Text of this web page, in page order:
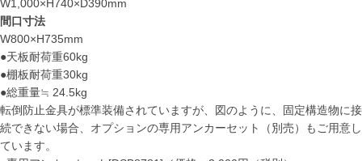
W1,000×H740×D390mm
間口寸法
W800×H735mm
●天板耐荷重60kg
●棚板耐荷重30kg
●総重量≒ 24.5kg
転倒防止金具が標準装備されていますが、図のように、固定構造物に接
続できない場合、オプションの専用アンカーセット（別売）もご用意し
ています。